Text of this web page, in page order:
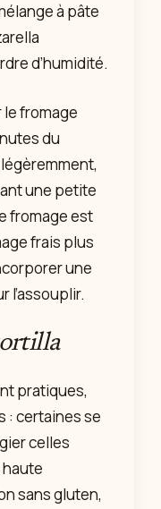
à pâte
d’humidité.
fromage
du
une petite
fromage est
frais plus
une
l’assouplir.
pratiques,
: certaines se
celles
sans gluten,